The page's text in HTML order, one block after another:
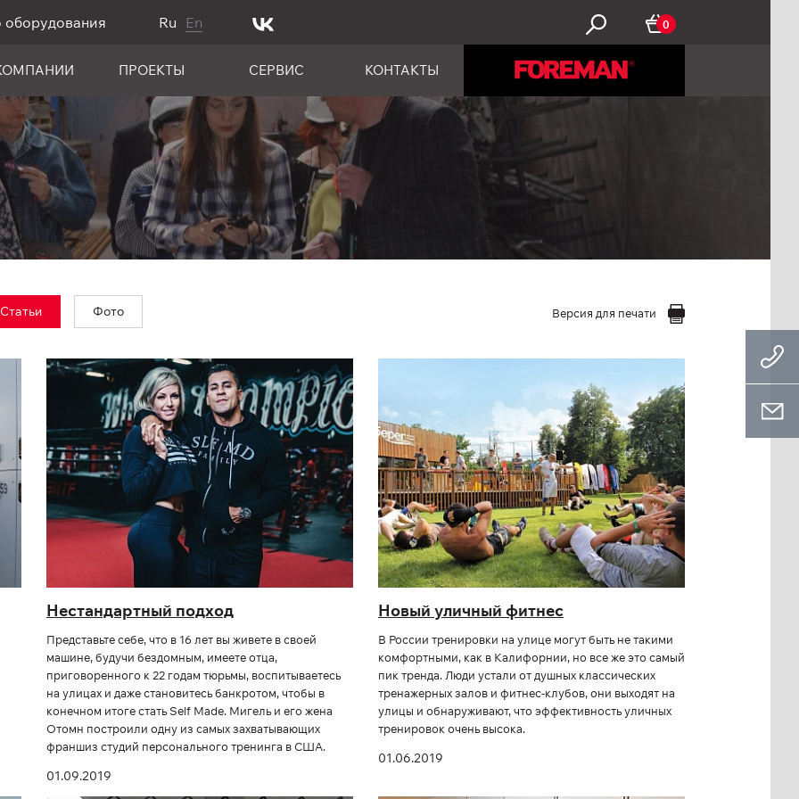
оборудования Ru En 0
ПРОЕКТЫ СЕРВИС КОНТАКТЫ
Статьи Фото Версия для печати
Нестандартный подход
Представьте себе, что в 16 лет вы живете в своей
машине, будучи бездомным, имеете отца,
приговоренного к 22 годам тюрьмы, воспитываетесь
на улицах и даже становитесь банкротом, чтобы в
конечном итоге стать Self Made. Мигель и его жена
Отомн построили одну из самых захватывающих
франшиз студий персонального тренинга в США.
01.09.2019
Новый уличный фитнес
В России тренировки на улице могут быть не такими
комфортными, как в Калифорнии, но все же это самый
пик тренда. Люди устали от душных классических
тренажерных залов и фитнес-клубов, они выходят на
улицы и обнаруживают, что эффективность уличных
тренировок очень высока.
01.06.2019